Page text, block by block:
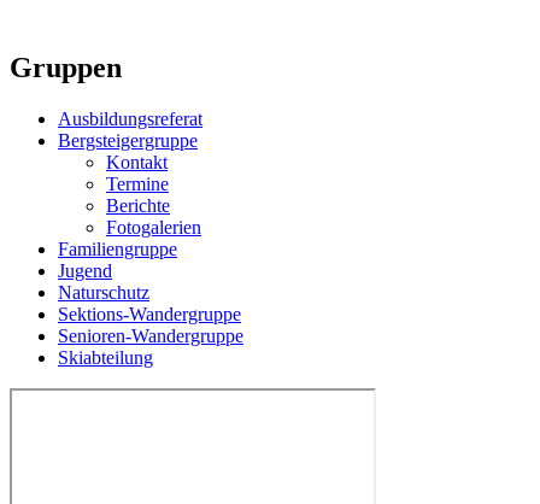
Gruppen
Ausbildungsreferat
Bergsteigergruppe
Kontakt
Termine
Berichte
Fotogalerien
Familiengruppe
Jugend
Naturschutz
Sektions-Wandergruppe
Senioren-Wandergruppe
Skiabteilung